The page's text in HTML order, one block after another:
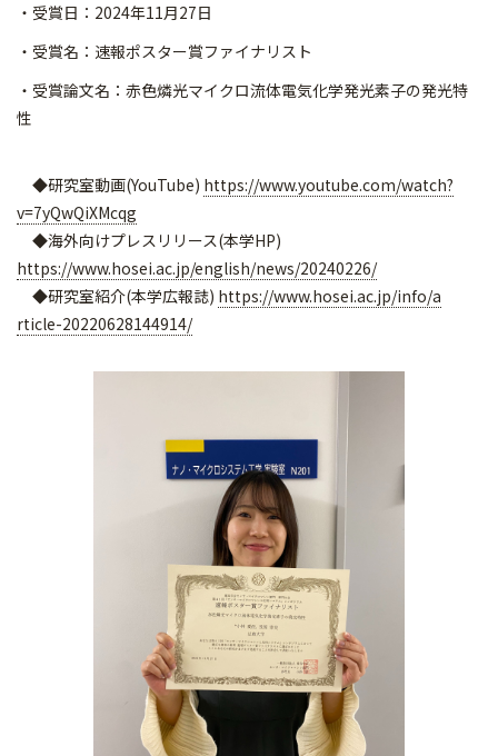
・受賞日：2024年11月27日
・受賞名：速報ポスター賞ファイナリスト
・受賞論文名：赤色燐光マイクロ流体電気化学発光素子の発光特
性
◆研究室動画(YouTube) https://www.youtube.com/watch?
v=7yQwQiXMcqg
◆海外向けプレスリリース(本学HP)
https://www.hosei.ac.jp/english/news/20240226/
◆研究室紹介(本学広報誌) https://www.hosei.ac.jp/info/a
rticle-20220628144914/